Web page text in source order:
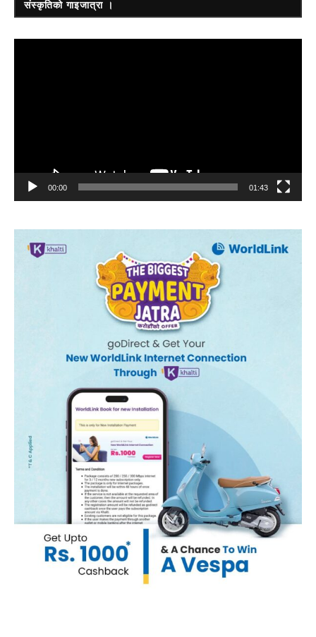
संस्कृतिको गाइजात्रा ।
00:00 01:43